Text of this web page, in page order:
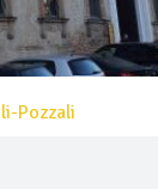
Pozzali